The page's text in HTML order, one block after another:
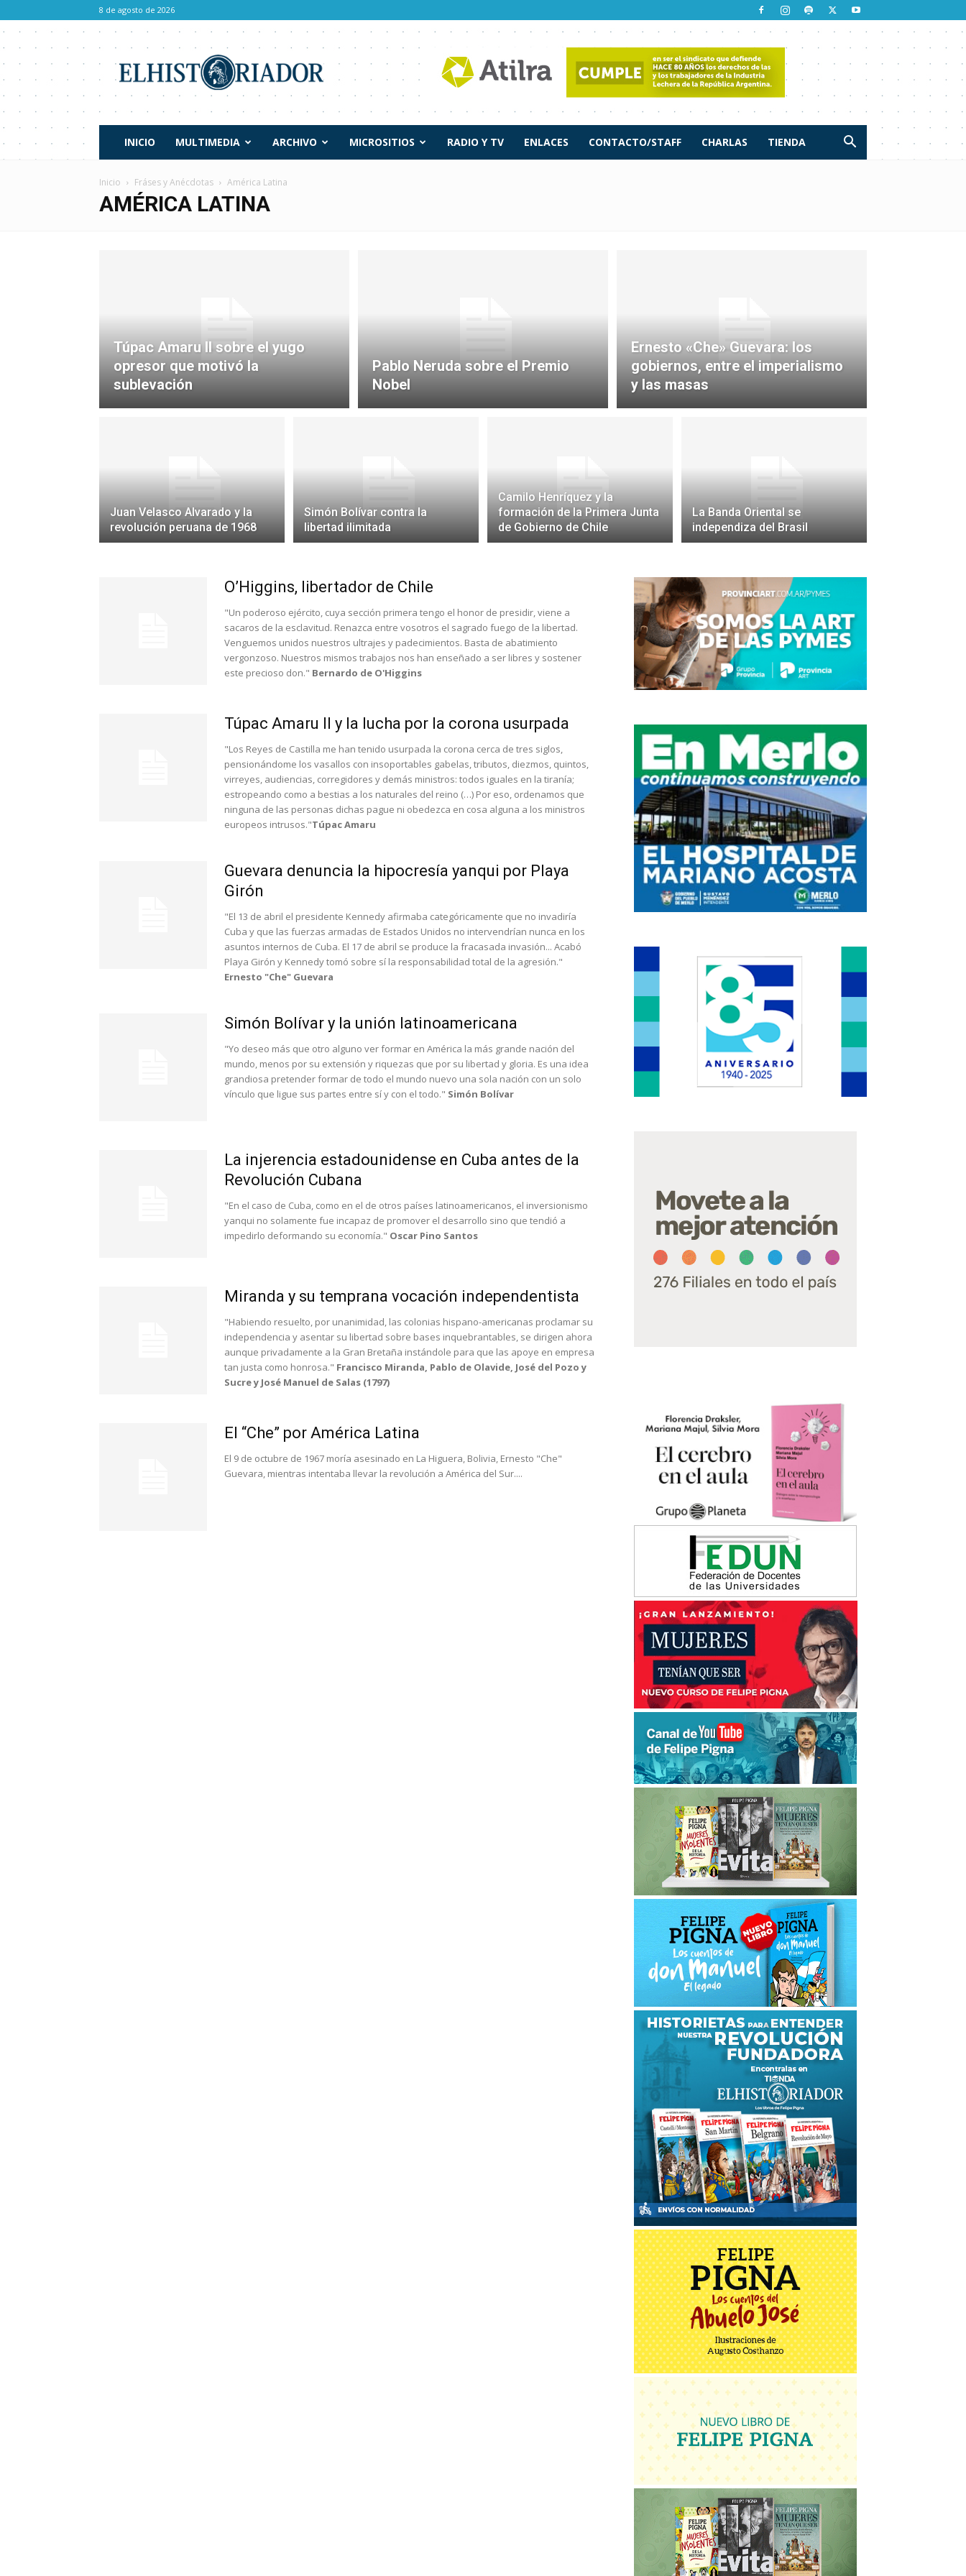
8 de agosto de 2026
Historiador
INICIO MULTIMEDIA ARCHIVO MICROSITIOS RADIO Y TV ENLACES CONTACTO/STAFF CHARLAS TIENDA
Inicio Fráses y Anécdotas América Latina
AMÉRICA LATINA
Túpac Amaru II sobre el yugo
opresor que motivó la
sublevación
Pablo Neruda sobre el Premio
Nobel
Ernesto «Che» Guevara: los
gobiernos, entre el imperialismo
y las masas
Juan Velasco Alvarado y la
revolución peruana de 1968
Simón Bolívar contra la
libertad ilimitada
Camilo Henríquez y la
formación de la Primera Junta
de Gobierno de Chile
La Banda Oriental se
independiza del Brasil
O’Higgins, libertador de Chile
"Un poderoso ejército, cuya sección primera tengo el honor de presidir, viene a
sacaros de la esclavitud. Renazca entre vosotros el sagrado fuego de la libertad.
Venguemos unidos nuestros ultrajes y padecimientos. Basta de abatimiento
vergonzoso. Nuestros mismos trabajos nos han enseñado a ser libres y sostener
este precioso don." Bernardo de O'Higgins
Túpac Amaru II y la lucha por la corona usurpada
"Los Reyes de Castilla me han tenido usurpada la corona cerca de tres siglos,
pensionándome los vasallos con insoportables gabelas, tributos, diezmos, quintos,
virreyes, audiencias, corregidores y demás ministros: todos iguales en la tiranía;
estropeando como a bestias a los naturales del reino (…) Por eso, ordenamos que
ninguna de las personas dichas pague ni obedezca en cosa alguna a los ministros
europeos intrusos."Túpac Amaru
Guevara denuncia la hipocresía yanqui por Playa
Girón
"El 13 de abril el presidente Kennedy afirmaba categóricamente que no invadiría
Cuba y que las fuerzas armadas de Estados Unidos no intervendrían nunca en los
asuntos internos de Cuba. El 17 de abril se produce la fracasada invasión... Acabó
Playa Girón y Kennedy tomó sobre sí la responsabilidad total de la agresión."
Ernesto "Che" Guevara
Simón Bolívar y la unión latinoamericana
"Yo deseo más que otro alguno ver formar en América la más grande nación del
mundo, menos por su extensión y riquezas que por su libertad y gloria. Es una idea
grandiosa pretender formar de todo el mundo nuevo una sola nación con un solo
vínculo que ligue sus partes entre sí y con el todo." Simón Bolívar
La injerencia estadounidense en Cuba antes de la
Revolución Cubana
"En el caso de Cuba, como en el de otros países latinoamericanos, el inversionismo
yanqui no solamente fue incapaz de promover el desarrollo sino que tendió a
impedirlo deformando su economía." Oscar Pino Santos
Miranda y su temprana vocación independentista
"Habiendo resuelto, por unanimidad, las colonias hispano-americanas proclamar su
independencia y asentar su libertad sobre bases inquebrantables, se dirigen ahora
aunque privadamente a la Gran Bretaña instándole para que las apoye en empresa
tan justa como honrosa." Francisco Miranda, Pablo de Olavide, José del Pozo y
Sucre y José Manuel de Salas (1797)
El “Che” por América Latina
El 9 de octubre de 1967 moría asesinado en La Higuera, Bolivia, Ernesto "Che"
Guevara, mientras intentaba llevar la revolución a América del Sur....